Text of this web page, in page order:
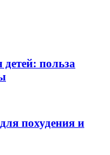
польза
похудения и